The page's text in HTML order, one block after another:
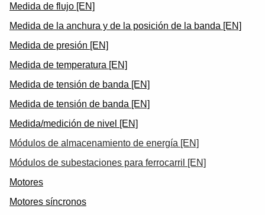
Medida de flujo [EN]
Medida de la anchura y de la posición de la banda [EN]
Medida de presión [EN]
Medida de temperatura [EN]
Medida de tensión de banda [EN]
Medida de tensión de banda [EN]
Medida/medición de nivel [EN]
Módulos de almacenamiento de energía [EN]
Módulos de subestaciones para ferrocarril [EN]
Motores
Motores síncronos